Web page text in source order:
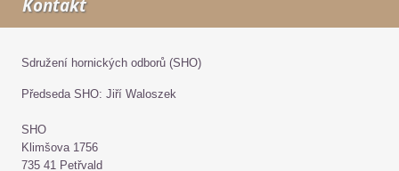
Kontakt
Sdružení hornických odborů (SHO)
Předseda SHO: Jiří Waloszek
SHO
Klimšova 1756
735 41 Petřvald